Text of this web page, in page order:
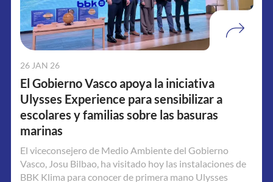
26 JAN 26
El Gobierno Vasco apoya la iniciativa
Ulysses Experience para sensibilizar a
escolares y familias sobre las basuras
marinas
El viceconsejero de Medio Ambiente del Gobierno
Vasco, Josu Bilbao, ha visitado hoy las instalaciones de
BBK Klima para conocer de primera mano Ulysses